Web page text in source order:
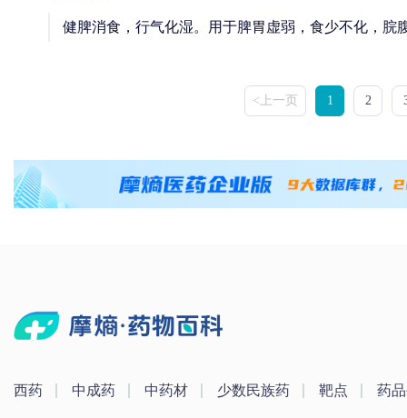
健脾消食，行气化湿。用于脾胃虚弱，食少不化，脘
<上一页 1 2
西药 中成药 中药材 少数民族药 靶点 药